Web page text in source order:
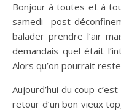
Bonjour à toutes et à tous ! Il fait beau, on est le premier
samedi post-
balader prendre l’air
demandais quel était
Alors qu’on pourrait
Aujourd’hui du coup
retour d’un bon vieux